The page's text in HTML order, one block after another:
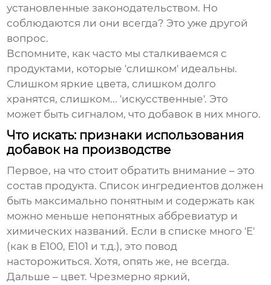
установленные законодательством. Но
соблюдаются ли они всегда? Это уже другой
вопрос.
Вспомните, как часто мы сталкиваемся с
продуктами, которые 'слишком' идеальны.
Слишком яркие цвета, слишком долго
хранятся, слишком... 'искусственные'. Это
может быть сигналом, что добавок в них много.
Что искать: признаки использования
добавок на производстве
Первое, на что стоит обратить внимание – это
состав продукта. Список ингредиентов должен
быть максимально понятным и содержать как
можно меньше непонятных аббревиатур и
химических названий. Если в списке много 'E'
(как в E100, E101 и т.д.), это повод
насторожиться. Хотя, опять же, не всегда.
Дальше – цвет. Чрезмерно яркий,